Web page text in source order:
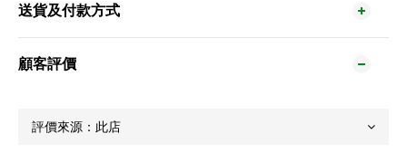
送貨及付款方式
顧客評價